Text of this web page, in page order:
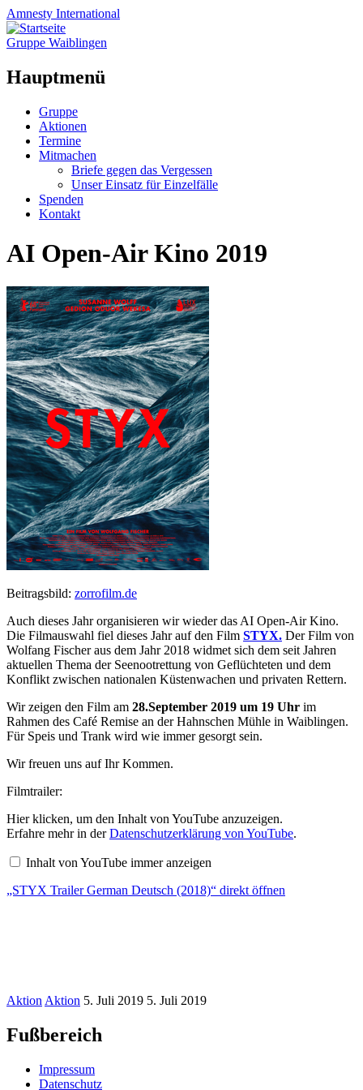
Amnesty International
Gruppe Waiblingen
Hauptmenü
Zum
Inhalt
springen
Gruppe
Aktionen
Termine
Mitmachen
Briefe gegen das Vergessen
Unser Einsatz für Einzelfälle
Spenden
Kontakt
AI Open-Air Kino 2019
Beitragsbild: zorrofilm.de
Auch dieses Jahr organisieren wir wieder das AI Open-Air Kino.
Die Filmauswahl fiel dieses Jahr auf den Film STYX. Der Film von
Wolfang Fischer aus dem Jahr 2018 widmet sich dem seit Jahren
aktuellen Thema der Seenootrettung von Geflüchteten und dem
Konflikt zwischen nationalen Küstenwachen und privaten Rettern.
Wir zeigen den Film am 28.September 2019 um 19 Uhr im
Rahmen des Café Remise an der Hahnschen Mühle in Waiblingen.
Für Speis und Trank wird wie immer gesorgt sein.
Wir freuen uns auf Ihr Kommen.
Filmtrailer:
„STYX
Trailer
German
(2018)“
YouTube
Hier klicken, um den Inhalt von YouTube anzuzeigen.
Erfahre mehr in derDatenschutzerklärung von YouTube.
Inhalt von YouTube immer anzeigen
„STYX Trailer German Deutsch (2018)“ direkt öffnen
Aktion Aktion 5. Juli 2019 5. Juli 2019
Fußbereich
Impressum
Datenschutz